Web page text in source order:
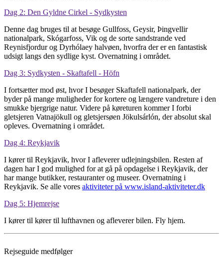
Dag 2: Den Gyldne Cirkel - Sydkysten
Denne dag bruges til at besøge Gullfoss, Geysir, Þingvellir
nationalpark, Skógarfoss, Vik og de sorte sandstrande ved
Reynisfjordur og Dyrhólaey halvøen, hvorfra der er en fantastisk
udsigt langs den sydlige kyst. Overnatning i området.
Dag 3: Sydkysten - Skaftafell - Höfn
I fortsætter mod øst, hvor I besøger Skaftafell nationalpark, der
byder på mange muligheder for kortere og længere vandreture i den
smukke bjergrige natur. Videre på køreturen kommer I forbi
gletsjeren Vatnajökull og gletsjersøen Jökulsárlón, der absolut skal
opleves. Overnatning i området.
Dag 4: Reykjavik
I kører til Reykjavik, hvor I afleverer udlejningsbilen. Resten af
dagen har I god mulighed for at gå på opdagelse i Reykjavik, der
har mange butikker, restauranter og museer. Overnatning i
Reykjavik. Se alle vores aktiviteter på www.island-aktiviteter.dk
Dag 5: Hjemrejse
I kører til kører til lufthavnen og afleverer bilen. Fly hjem.
Rejseguide medfølger